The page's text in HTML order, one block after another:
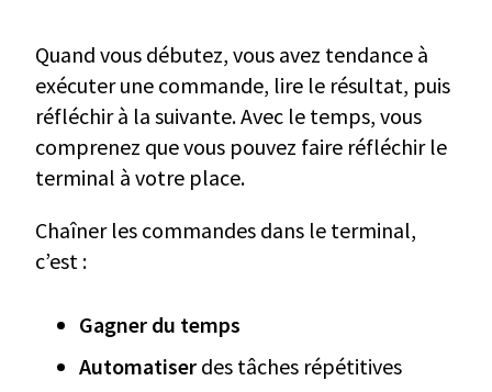
Quand vous débutez, vous avez tendance à
exécuter une commande, lire le résultat, puis
réfléchir à la suivante. Avec le temps, vous
comprenez que vous pouvez faire réfléchir le
terminal à votre place.
Chaîner les commandes dans le terminal,
c’est :
Gagner du temps
Automatiser des tâches répétitives